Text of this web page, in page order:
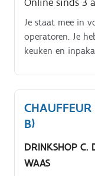
Je staat mee in
operatoren. Je
keuken en
B)
DRINKSHOP C.
WAAS